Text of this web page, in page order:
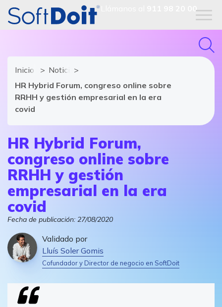
911 98 20 00
Inicio
Noticias de software y TIC
HR Hybrid Forum, congreso online sobre
RRHH y gestión empresarial en la era
covid
HR Hybrid Forum,
congreso online sobre
RRHH y gestión
empresarial en la era
covid
Fecha de publicación: 27/08/2020
Validado por
Lluís Soler Gomis
Cofundador y Director de negocio en SoftDoit